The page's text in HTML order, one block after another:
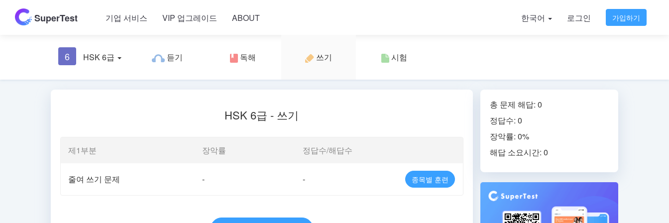
SuperTest 기업 서비스 VIP 업그레이드 ABOUT 한국어 로그인 가입하기
6 HSK 6급 듣기 독해 쓰기 시험
HSK 6급 - 쓰기
제1부분 장악률 정답수/해답수
줄여 쓰기 문제 - - 종목별 훈련
총 문제 해답: 0
정답수: 0
장악률: 0%
해답 소요시간: 0